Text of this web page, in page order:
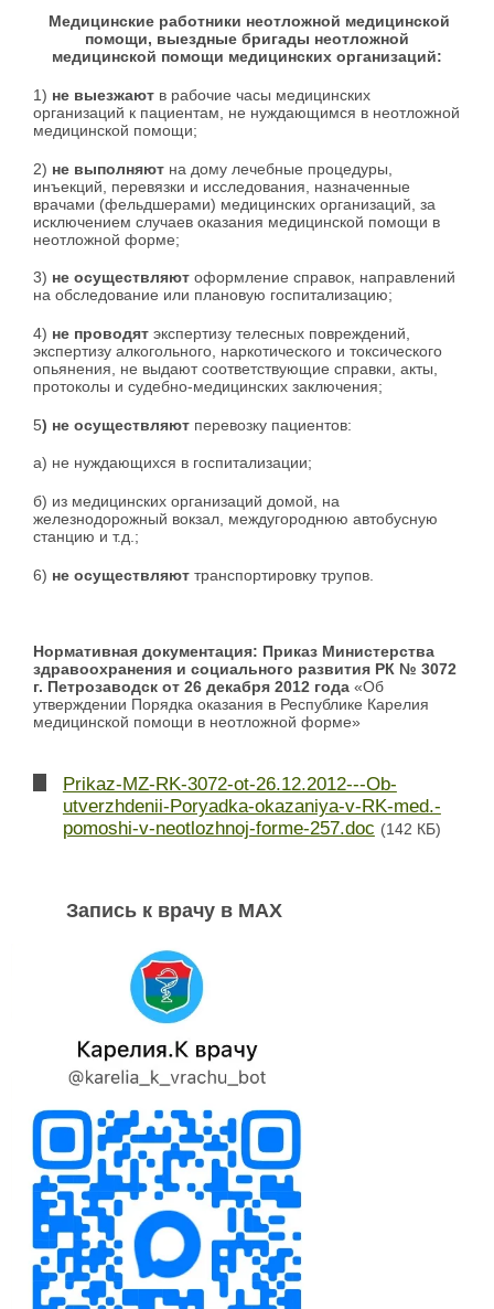
Медицинские работники неотложной медицинской
помощи, выездные бригады неотложной
медицинской помощи медицинских организаций:
1) не выезжают в рабочие часы медицинских
организаций к пациентам, не нуждающимся в неотложной
медицинской помощи;
2) не выполняют на дому лечебные процедуры,
инъекций, перевязки и исследования, назначенные
врачами (фельдшерами) медицинских организаций, за
исключением случаев оказания медицинской помощи в
неотложной форме;
3) не осуществляют оформление справок, направлений
на обследование или плановую госпитализацию;
4) не проводят экспертизу телесных повреждений,
экспертизу алкогольного, наркотического и токсического
опьянения, не выдают соответствующие справки, акты,
протоколы и судебно-медицинских заключения;
5) не осуществляют перевозку пациентов:
а) не нуждающихся в госпитализации;
б) из медицинских организаций домой, на
железнодорожный вокзал, междугороднюю автобусную
станцию и т.д.;
6) не осуществляют транспортировку трупов.
Нормативная документация: Приказ Министерства
здравоохранения и социального развития РК № 3072
г. Петрозаводск от 26 декабря 2012 года «Об
утверждении Порядка оказания в Республике Карелия
медицинской помощи в неотложной форме»
Prikaz-MZ-RK-3072-ot-26.12.2012---Ob-
utverzhdenii-Poryadka-okazaniya-v-RK-med.-
pomoshi-v-neotlozhnoj-forme-257.doc (142 КБ)
Запись к врачу в MAX